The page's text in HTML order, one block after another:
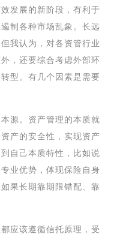
发展的新阶段，有利于
制各种市场乱象。长远
我认为，对各资管行业
，还要综合考虑外部环
型。有几个因素是需要
源。资产管理的本质就
产的安全性，实现资产
自己本质特性，比如说
业优势，体现保险自身
果长期靠期限错配、靠
应该遵循信托原理，受